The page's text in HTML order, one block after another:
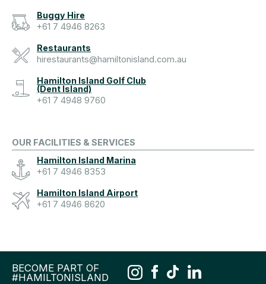
Buggy Hire
+61 7 4946 8263
Restaurants
hirestaurants@hamiltonisland.com.au
Hamilton Island Golf Club
(Dent Island)
+61 7 4948 9760
OUR FACILITIES & SERVICES
Hamilton Island Marina
+61 7 4946 8353
Hamilton Island Airport
+61 7 4946 8620
BECOME PART OF
#HAMILTONISLAND